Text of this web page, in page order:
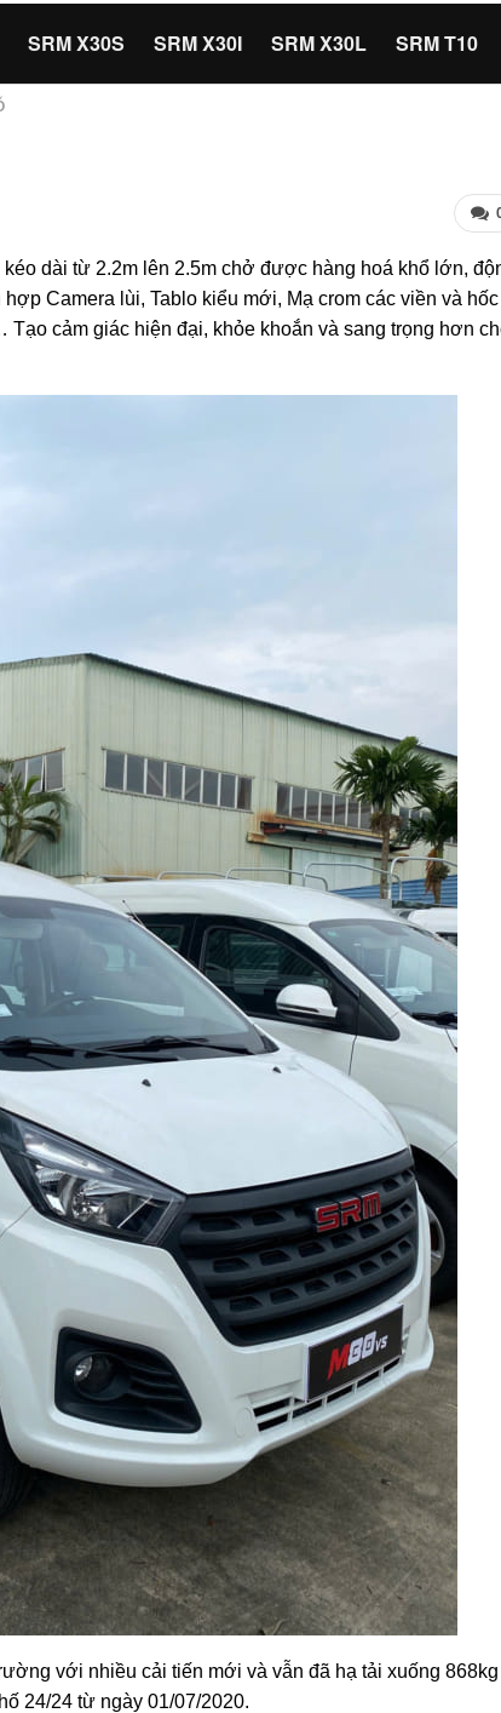
SRM X30S SRM X30I SRM X30L SRM T10
dài từ 2.2m lên 2.5m chở được hàng hoá khổ lớn,
Camera lùi, Tablo kiểu mới, Mạ crom các viền và hốc
cảm giác hiện đại, khỏe khoắn và sang trọng hơn
với nhiều cải tiến mới và vẫn đã hạ tải xuống 868kg
24/24 từ ngày 01/07/2020.